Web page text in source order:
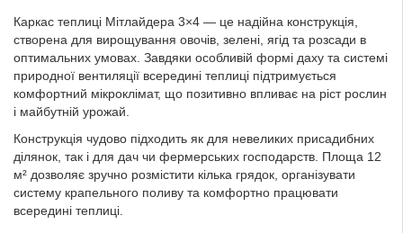
Каркас теплиці Мітлайдера 3×4 — це надійна конструкція,
створена для вирощування овочів, зелені, ягід та розсади в
оптимальних умовах. Завдяки особливій формі даху та системі
природної вентиляції всередині теплиці підтримується
комфортний мікроклімат, що позитивно впливає на ріст рослин
і майбутній урожай.
Конструкція чудово підходить як для невеликих присадибних
ділянок, так і для дач чи фермерських господарств. Площа 12
м² дозволяє зручно розмістити кілька грядок, організувати
систему крапельного поливу та комфортно працювати
всередині теплиці.